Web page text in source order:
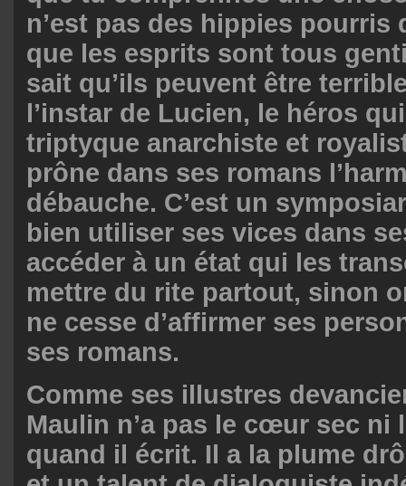
n’est pas des hippies pourris
que les esprits sont tous
sait qu’ils peuvent être
l’instar de Lucien, le héros
triptyque anarchiste et
prône dans ses romans
débauche. C’est un
bien utiliser ses vices dans
accéder à un état qui les
mettre du rite partout, sinon
ne cesse d’affirmer ses
ses romans.
Comme ses illustres
Maulin n’a pas le cœur sec ni
quand il écrit. Il a la plume